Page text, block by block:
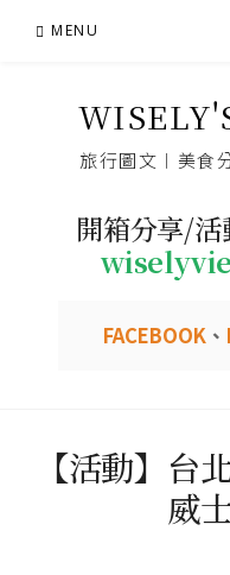
MENU
旅行圖文︱美食
開箱分享/活
FACEBOOK 、
【活動】台
威